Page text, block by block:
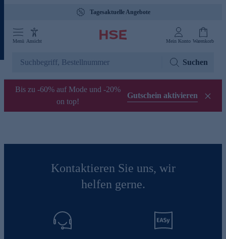
Tagesaktuelle Angebote
Menü Ansicht Mein Konto Warenkorb
Suchen
Bis zu -60% auf Mode und -20%
on top!
Gutschein aktivieren
Kontaktieren Sie uns, wir
helfen gerne.